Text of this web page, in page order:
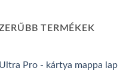
TERMÉKEK
Ultra Pro - kártya mappa lap